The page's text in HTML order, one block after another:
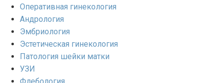
Оперативная гинекология
Андрология
Эмбриология
Эстетическая гинекология
Патология шейки матки
УЗИ